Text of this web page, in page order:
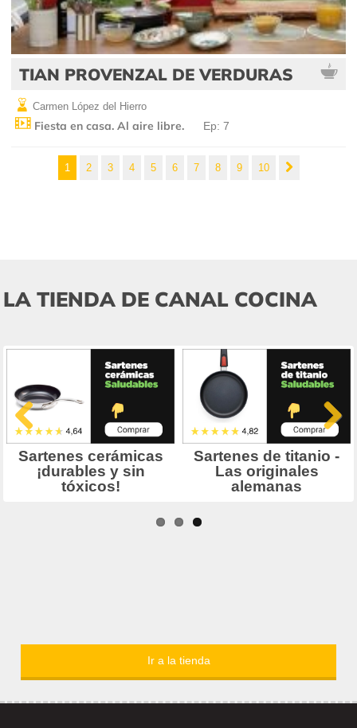
TIAN PROVENZAL DE VERDURAS
Carmen López del Hierro
Fiesta en casa. Al aire libre. Ep: 7
1 2 3 4 5 6 7 8 9 10
LA TIENDA DE CANAL COCINA
Ir a la tienda